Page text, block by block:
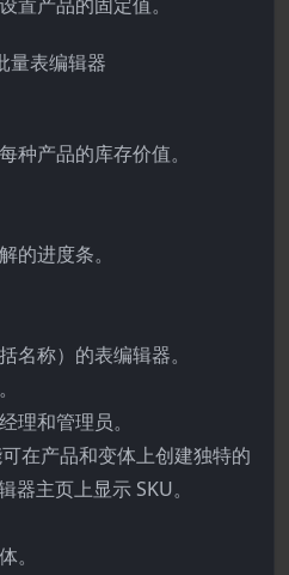
量表编辑器
种产品的库存价值。
的进度条。
名称）的表编辑器。
理和管理员。
在产品和变体上创建独特的
器主页上显示 SKU。
。